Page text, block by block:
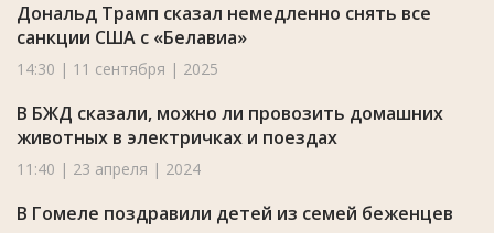
Дональд Трамп сказал немедленно снять все
санкции США с «Белавиа»
14:30 | 11 сентября | 2025
В БЖД сказали, можно ли провозить домашних
животных в электричках и поездах
11:40 | 23 апреля | 2024
В Гомеле поздравили детей из семей беженцев